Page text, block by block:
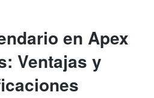
en Apex
Ventajas y